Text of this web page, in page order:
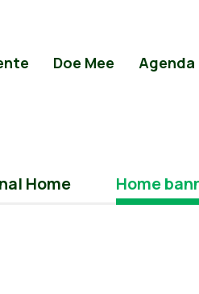
Doe Mee Agenda
Home Home